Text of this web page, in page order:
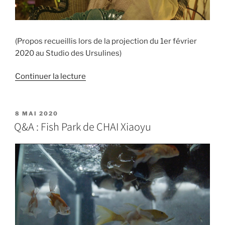
(Propos recueillis lors de la projection du 1er février
2020 au Studio des Ursulines)
Continuer la lecture
8 MAI 2020
Q&A : Fish Park de CHAI Xiaoyu